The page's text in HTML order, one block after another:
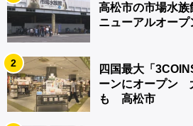
高松市の市場水
ニューアルオー
2
四国最大「
ーンにオープン
も 高松市